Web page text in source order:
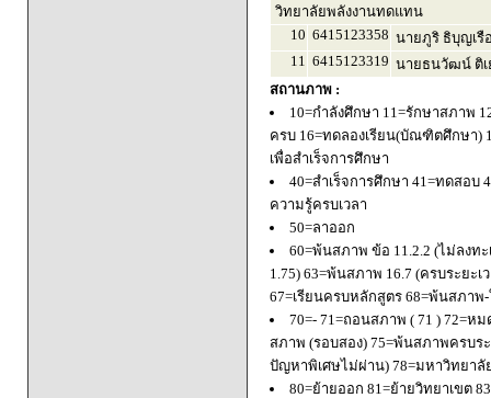
วิทยาลัยพลังงานทดแทน
10 6415123358 นายภูริ ธิบุญเรื
11 6415123319 นายธนวัฒน์ ติเ
สถานภาพ :
10=กำลังศึกษา 11=รักษาสภาพ
ครบ 16=ทดลองเรียน(บัณฑิตศึกษา)
เพื่อสำเร็จการศึกษา
40=สำเร็จการศึกษา 41=ทดสอบ
ความรู้ครบเวลา
50=ลาออก
60=พ้นสภาพ ข้อ 11.2.2 (ไม่ลงท
1.75) 63=พ้นสภาพ 16.7 (ครบระยะ
67=เรียนครบหลักสูตร 68=พ้นสภา
70=- 71=ถอนสภาพ ( 71 ) 72=
สภาพ (รอบสอง) 75=พ้นสภาพครบ
ปัญหาพิเศษไม่ผ่าน) 78=มหาวิทยา
80=ย้ายออก 81=ย้ายวิทยาเขต